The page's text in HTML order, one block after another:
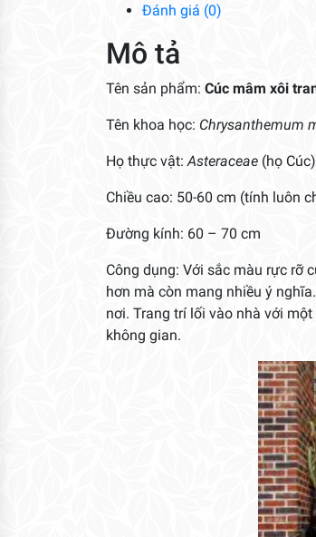
Đánh giá (0)
Mô tả
Tên sản phẩm: Cúc mâm xôi
Tên khoa học: Chrysanthemum
Họ thực vật:Asteraceae (họ Cúc)
Chiều cao: 50-60 cm (tính luôn
Đường kính: 60 – 70 cm
Công dụng: Với sắc màu rực rỡ
hơn mà còn mang nhiều ý
nơi. Trang trí lối vào nhà với
không gian.